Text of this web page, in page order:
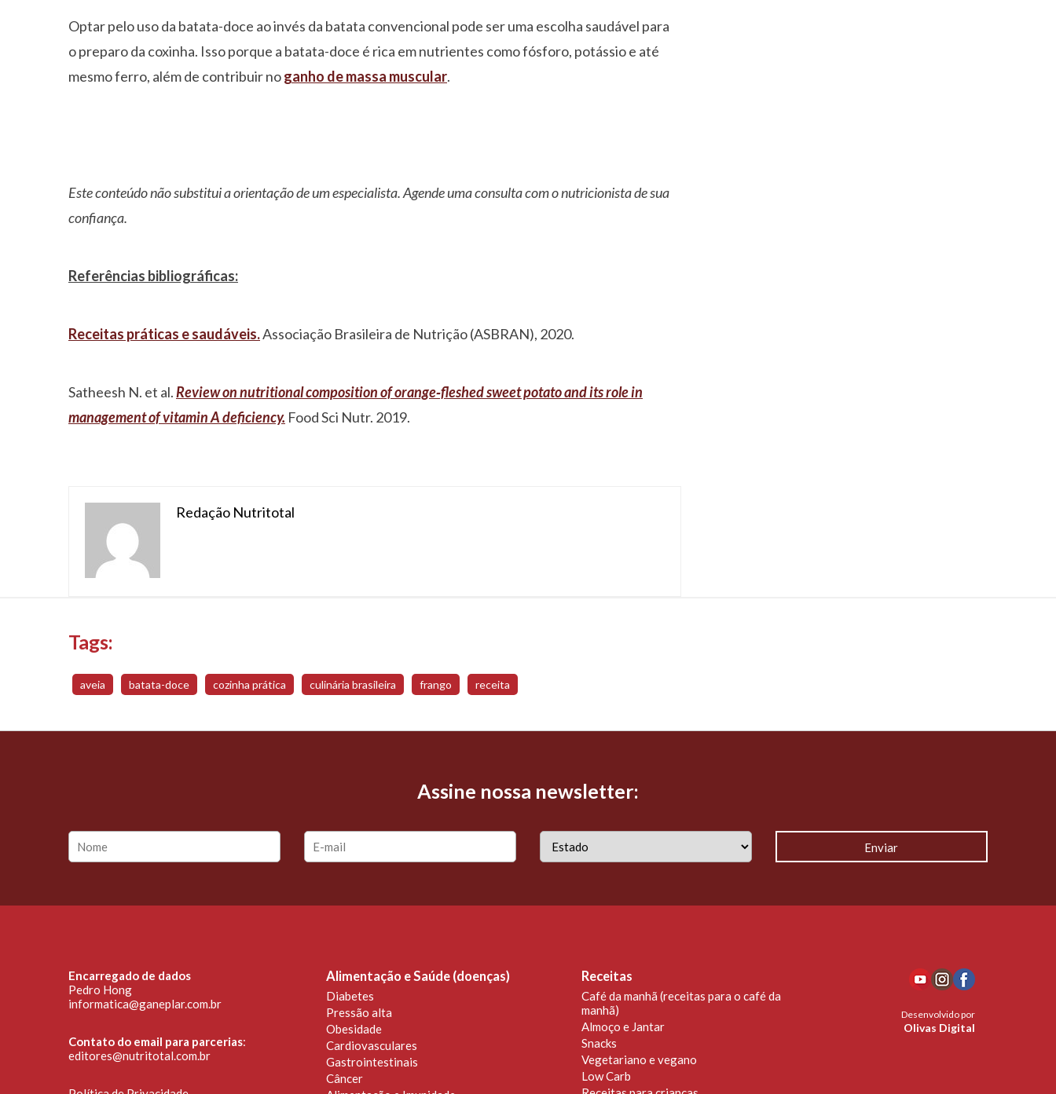
Optar pelo uso da batata-doce ao invés da batata convencional pode ser uma escolha saudável para
o preparo da coxinha. Isso porque a batata-doce é rica em nutrientes como fósforo, potássio e até
mesmo ferro, além de contribuir noganho de massa muscular.
Este conteúdo não substitui a orientação de um especialista. Agende uma consulta com o nutricionista de sua
confiança.
Referências bibliográficas:
Receitas práticas e saudáveis.Associação Brasileira de Nutrição (ASBRAN), 2020.
Satheesh N. et al.Review on nutritional composition of orange‐fleshed sweet potato and its role in
management of vitamin A deficiency. Food Sci Nutr. 2019.
Redação Nutritotal
Tags:
aveia batata-doce cozinha prática culinária brasileira frango receita
Assine nossa newsletter:
Encarregado de dados
Pedro Hong
informatica@ganeplar.com.br
Contato do email para parcerias:
editores@nutritotal.com.br
Alimentação e Saúde (doenças)
Diabetes
Pressão alta
Obesidade
Cardiovasculares
Gastrointestinais
Câncer
Receitas
Café da manhã (receitas para o café da
manhã)
Almoço e Jantar
Snacks
Vegetariano e vegano
Low Carb
Desenvolvido por
Olivas Digital